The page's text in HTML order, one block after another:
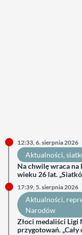
12:33, 6. sierpnia 2026
Aktualności,
Na chwilę wraca na
wieku 26 lat.
17:39, 5. sierpnia 2026
Aktualności,
Narodów
Złoci medaliści
przygotowań.